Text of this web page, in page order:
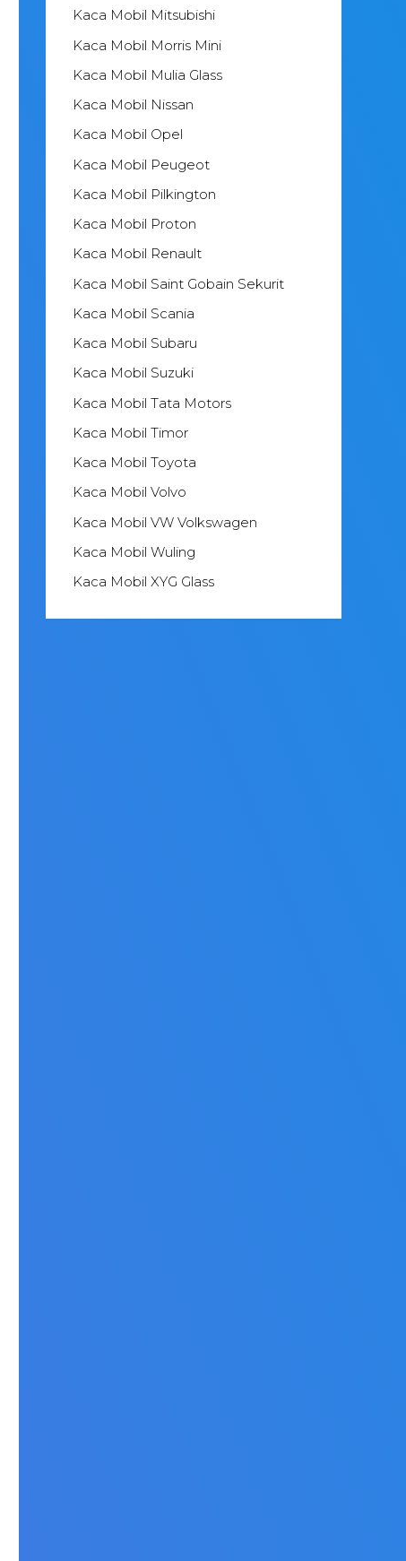
Kaca Mobil Mitsubishi
Kaca Mobil Morris Mini
Kaca Mobil Mulia Glass
Kaca Mobil Nissan
Kaca Mobil Opel
Kaca Mobil Peugeot
Kaca Mobil Pilkington
Kaca Mobil Proton
Kaca Mobil Renault
Kaca Mobil Saint Gobain Sekurit
Kaca Mobil Scania
Kaca Mobil Subaru
Kaca Mobil Suzuki
Kaca Mobil Tata Motors
Kaca Mobil Timor
Kaca Mobil Toyota
Kaca Mobil Volvo
Kaca Mobil VW Volkswagen
Kaca Mobil Wuling
Kaca Mobil XYG Glass